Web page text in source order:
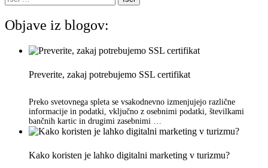
Objave iz blogov:
Preverite, zakaj potrebujemo SSL certifikat
Preko svetovnega spleta se vsakodnevno izmenjujejo različne
informacije in podatki, vključno z osebnimi podatki, številkami
bančnih kartic in drugimi zasebnimi …
Kako koristen je lahko digitalni marketing v turizmu?